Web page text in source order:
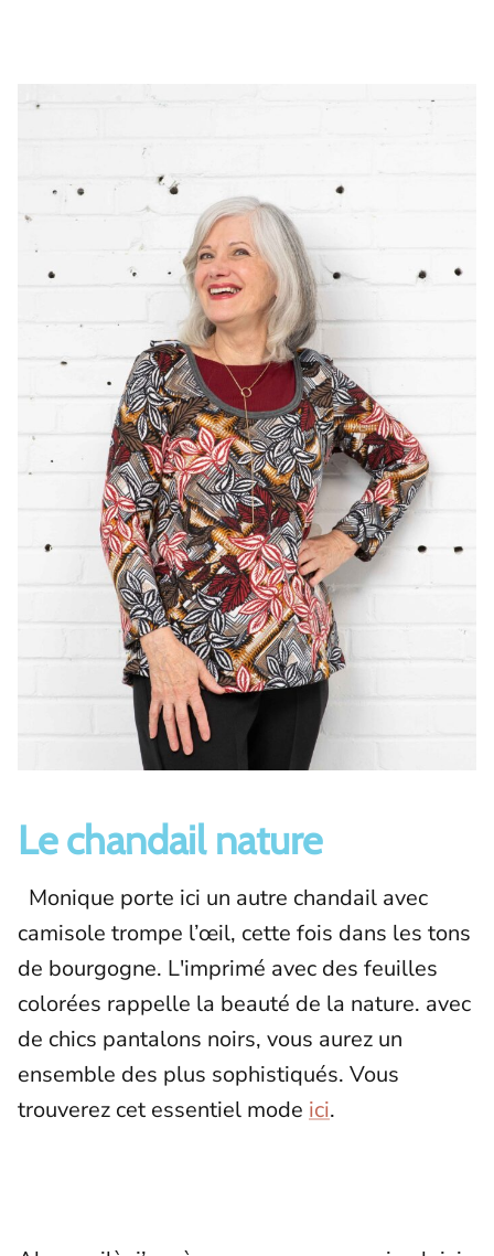
Le chandail nature
Monique porte ici un autre chandail avec
camisole trompe l’œil, cette fois dans les tons
de bourgogne. L'imprimé avec des feuilles
colorées rappelle la beauté de la nature. avec
de chics pantalons noirs, vous aurez un
ensemble des plus sophistiqués. Vous
trouverez cet essentiel mode ici.